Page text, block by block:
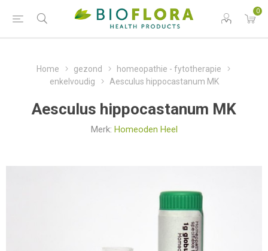
0
Home gezond
homeopathie - fytotherapie
enkelvoudig
Aesculus hippocastanum MK
Aesculus hippocastanum MK
Merk: Homeoden Heel